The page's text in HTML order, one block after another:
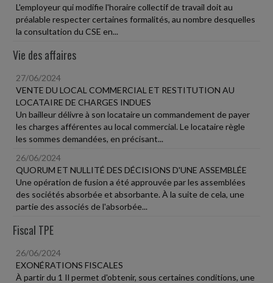
L'employeur qui modifie l'horaire collectif de travail doit au
préalable respecter certaines formalités, au nombre desquelles
la consultation du CSE en...
Vie des affaires
27/06/2024
VENTE DU LOCAL COMMERCIAL ET RESTITUTION AU
LOCATAIRE DE CHARGES INDUES
Un bailleur délivre à son locataire un commandement de payer
les charges afférentes au local commercial. Le locataire règle
les sommes demandées, en précisant...
26/06/2024
QUORUM ET NULLITÉ DES DÉCISIONS D'UNE ASSEMBLÉE
Une opération de fusion a été approuvée par les assemblées
des sociétés absorbée et absorbante. À la suite de cela, une
partie des associés de l'absorbée...
Fiscal TPE
26/06/2024
EXONÉRATIONS FISCALES
À partir du 1 Il permet d'obtenir, sous certaines conditions, une